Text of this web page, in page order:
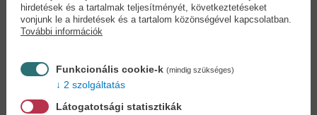
eldönteni, bosszantja-e a fiú, vagy vonzódik hozzá.
Amikor Akane egy gamer rendezvényen összefut az exével, egy
spontán döntés következtében úgy tesz, mintha Yamada lenne a
életben sok időt töltenek együtt. Mindössze annyi a gond, hogy
Yamadát kizárólag a játék érdekli. Akane érzéseinek erősödésével
vajon sikerül Yamadának másra is koncentrálnia?
hirdetések és a tartalmak teljesítményét, következtetéseket
vonjunk le a hirdetések és a tartalom közönségével kapcsolatban.
További információk
Funkcionális cookie-k (mindig szükséges)
2 szolgáltatás
Látogatotsági statisztikák